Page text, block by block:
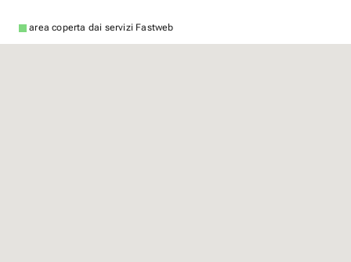
area coperta dai servizi Fastweb